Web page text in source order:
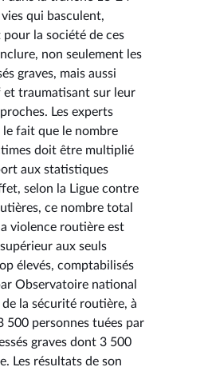
qui basculent,
pour la société de ces
non seulement les
graves, mais aussi
et traumatisant sur leur
Les experts
fait que le nombre
doit être multiplié
aux statistiques
selon la Ligue contre
ce nombre total
violence routière est
aux seuls
élevés, comptabilisés
Observatoire national
la sécurité routière, à
500 personnes tuées par
graves dont 3 500
Les résultats de son